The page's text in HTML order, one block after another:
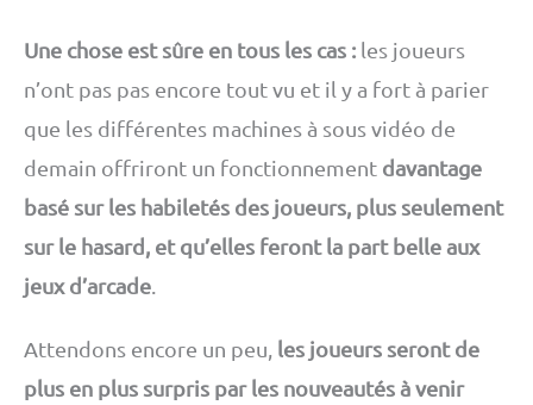
Une chose est sûre en tous les cas : les joueurs
n’ont pas pas encore tout vu et il y a fort à parier
que les différentes machines à sous vidéo de
demain offriront un fonctionnement davantage
basé sur les habiletés des joueurs, plus seulement
sur le hasard, et qu’elles feront la part belle aux
jeux d’arcade
Attendons encore un peu, les joueurs seront de
plus en plus surpris par les nouveautés à venir